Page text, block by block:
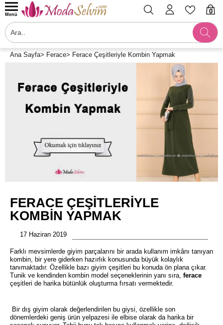
0
Menü
Ana Sayfa> Ferace> Ferace Çeşitleriyle Kombin Yapmak
FERACE ÇEŞITLERIYLE
KOMBIN YAPMAK
17 Haziran 2019
Farklı mevsimlerde giyim parçalarını bir arada kullanım imkânı tanıyan
kombin, bir yere giderken hazırlık konusunda büyük kolaylık
tanımaktadır. Özellikle bazı giyim çeşitleri bu konuda ön plana çıkar.
Tunik ve kendinden kombin model seçeneklerinin yanı sıra, ferace
çeşitleri de harika bütünlük oluşturma fırsatı vermektedir.
Bir dış giyim olarak değerlendirilen bu giysi, özellikle son
dönemlerdeki geniş ürün yelpazesi ile elbise olarak da harika bir